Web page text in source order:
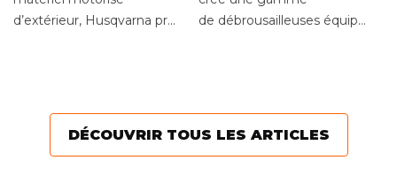
d’extérieur, Husqvarna proposede débrousailleuses équipées
DÉCOUVRIR TOUS LES ARTICLES